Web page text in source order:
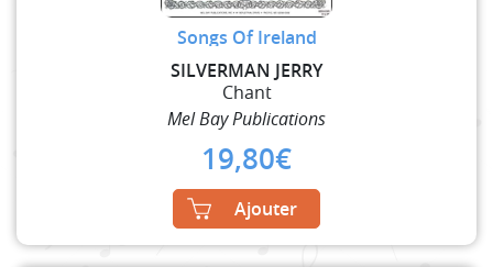
Songs Of Ireland
SILVERMAN JERRY
Chant
Mel Bay Publications
19,80€
Ajouter